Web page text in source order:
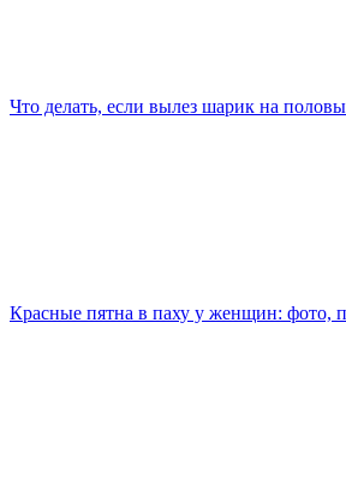
Что делать, если вылез шарик на
Красные пятна в паху у женщин: фото,